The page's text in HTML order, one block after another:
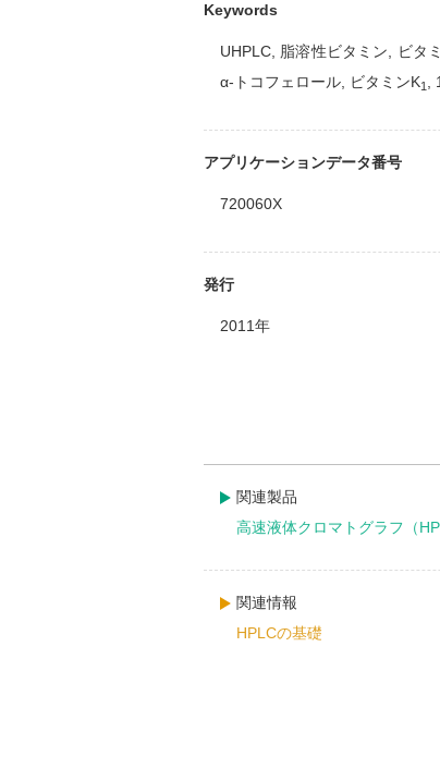
Keywords
UHPLC, 脂溶性ビタミン, ビタ
α-トコフェロール, ビタミンK1
アプリケーションデータ番号
720060X
発行
2011年
関連製品
高速液体クロマトグラフ（
関連情報
HPLCの基礎